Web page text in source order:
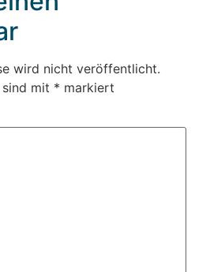
wird nicht veröffentlicht.
mit * markiert